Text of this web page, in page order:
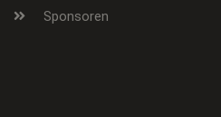
Sponsoren